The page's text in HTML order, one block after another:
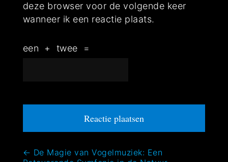
deze browser voor de volgende keer
wanneer ik een reactie plaats.
een + twee =
Bericht
← De Magie van Vogelmuziek: Een